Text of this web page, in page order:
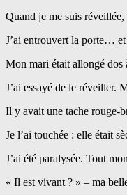
Quand je me suis
J’ai entrouvert la porte… et
Mon mari était allongé dos
J’ai essayé de le réveiller.
Il y avait une tache rouge-
Je l’ai touchée : elle était
J’ai été paralysée. Tout
« Il est vivant ? » – ma